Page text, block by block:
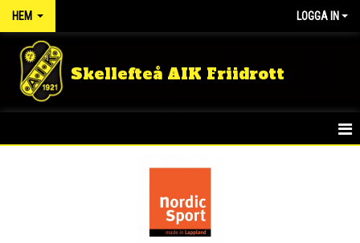
HEM LOGGA IN
Skellefteå AIK Friidrott